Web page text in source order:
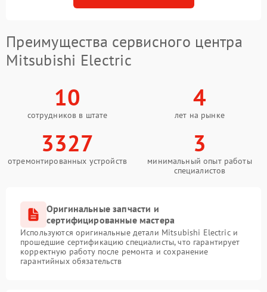
Преимущества сервисного центра
Mitsubishi Electric
10
сотрудников в штате
4
лет на рынке
3327
отремонтированных устройств
3
минимальный опыт работы
специалистов
Оригинальные запчасти и
сертифицированные мастера
Используются оригинальные детали Mitsubishi Electric и
прошедшие сертификацию специалисты, что гарантирует
корректную работу после ремонта и сохранение
гарантийных обязательств